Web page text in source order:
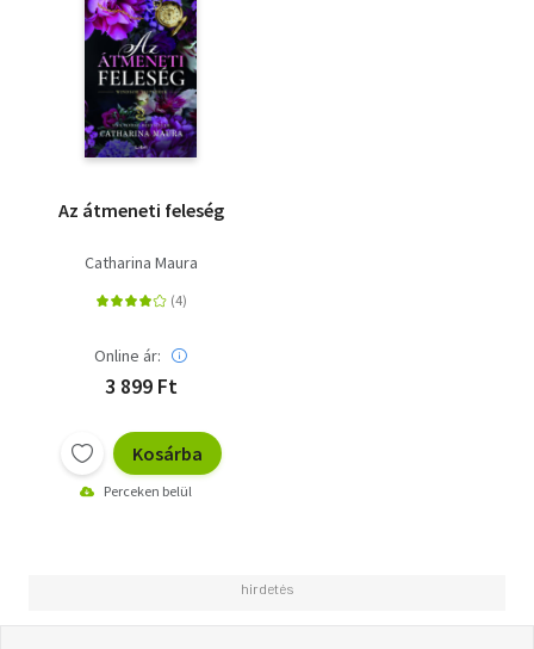
Az átmeneti feleség
Catharina Maura
Online ár:
3 899 Ft
Kosárba
Perceken belül